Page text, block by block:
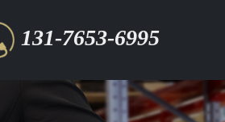
131-7653-6995